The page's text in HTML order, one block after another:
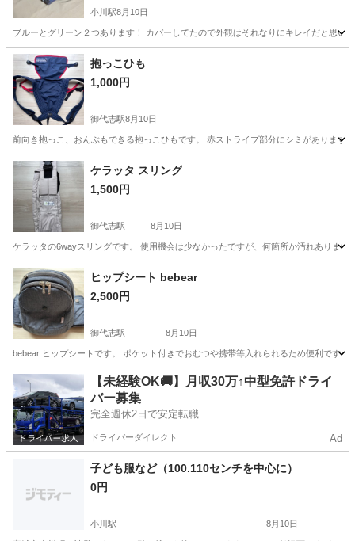
小川駅8月10日
ブルーとグリーン２つあります！ カバーしてたので外観はそれなりにキレイだと思い
熊本 宇城市
抱っこひも
1,000円
御代志駅8月10日
前向き抱っこ、おんぶもできる抱っこひもです。 赤ストライプ部分にシミがありま
熊本 合志市 御代志駅 ベビー用品
ケラッタ スリング
1,500円
御代志駅 8月10日
ケラッタの6wayスリングです。 使用機会は少なかったですが、何箇所か汚れありま
熊本 合志市 御代志駅
ヒップシート bebear
2,500円
御代志駅 8月10日
bebear ヒップシートです。 ポケット付きでおむつや携帯等入れられるため便利です
合志市 御代志駅 ベビー用品
【未経験OK🚚】月収30万↑中型免許ドライ
バー募集
完全週休2日で安定転職
ドライバーダイレクト Ad
子ども服など（100.110センチを中心に）
0円
小川駅 8月10日